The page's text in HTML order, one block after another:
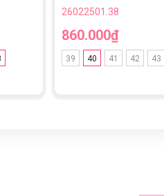
Đen Lưỡi Gà Liền FG
26022501.38
860.000₫
39 40 41 42 43